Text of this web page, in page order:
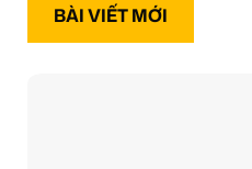
BÀI VIẾT MỚI